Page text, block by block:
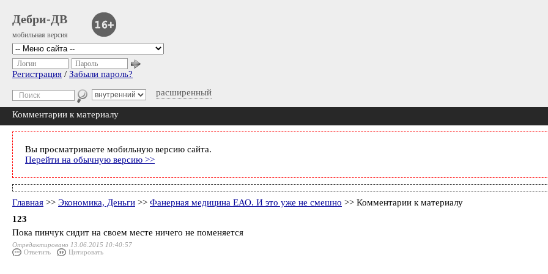
Дебри-ДВ
мобильная версия
расширенный
Логин Пароль
Регистрация / Забыли пароль?
Комментарии к материалу
Вы просматриваете мобильную версию сайта.
Перейти на обычную версию >>
Главная >> Экономика, Деньги >> Фанерная медицина ЕАО. И это уже не смешно >> Комментарии к материалу
123
Пока пинчук сидит на своем месте ничего не поменяется
Отредактировано 13.06.2015 10:40:57
Ответить
Цитировать